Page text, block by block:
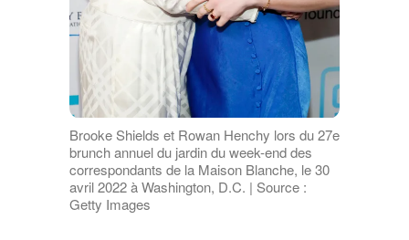
Brooke Shields et Rowan Henchy lors du 27e
brunch annuel du jardin du week-end des
correspondants de la Maison Blanche, le 30
avril 2022 à Washington, D.C. | Source :
Getty Images